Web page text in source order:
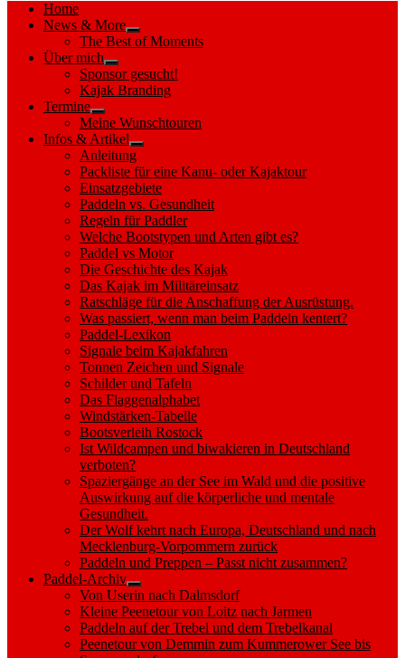
Home
News & More
Show
sub
The Best of Moments
Über mich
Show
sub
menu
Sponsor gesucht!
Kajak Branding
Termine
Show
sub
menu
Meine Wunschtouren
Infos & Artikel
Show
sub
menu
Anleitung
Packliste für eine Kanu- oder Kajaktour
Einsatzgebiete
Paddeln vs. Gesundheit
Regeln für Paddler
Welche Bootstypen und Arten gibt es?
Paddel vs Motor
Die Geschichte des Kajak
Das Kajak im Militäreinsatz
Ratschläge für die Anschaffung der Ausrüstung.
Was passiert, wenn man beim Paddeln kentert?
Paddel-Lexikon
Signale beim Kajakfahren
Tonnen Zeichen und Signale
Schilder und Tafeln
Das Flaggenalphabet
Windstärken-Tabelle
Bootsverleih Rostock
Ist Wildcampen und biwakieren in Deutschland
verboten?
Spaziergänge an der See im Wald und die positive
Auswirkung auf die körperliche und mentale
Gesundheit.
Der Wolf kehrt nach Europa, Deutschland und nach
Mecklenburg-Vorpommern zurück
Paddeln und Preppen – Passt nicht zusammen?
Paddel-Archiv
Show
sub
menu
Von Userin nach Dalmsdorf
Kleine Peenetour von Loitz nach Jarmen
Paddeln auf der Trebel und dem Trebelkanal
Peenetour von Demmin zum Kummerower See bis